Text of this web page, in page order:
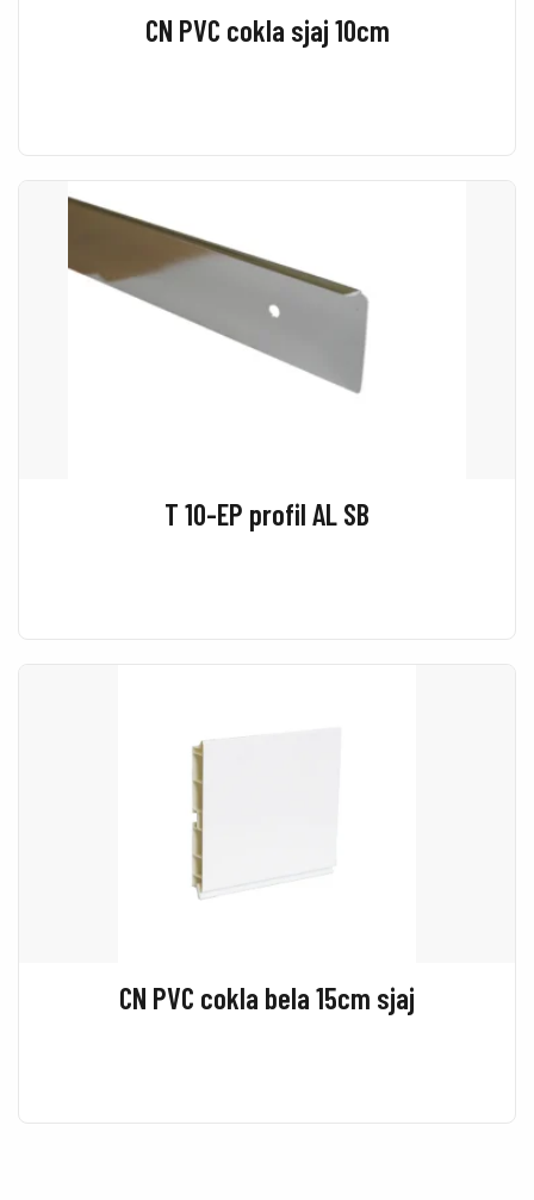
CN PVC cokla sjaj 10cm
T 10-EP profil AL SB
CN PVC cokla bela 15cm sjaj